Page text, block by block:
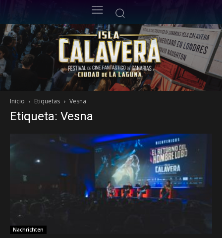
Inicio Etiquetas Vesna
Etiqueta: Vesna
Nachrichten